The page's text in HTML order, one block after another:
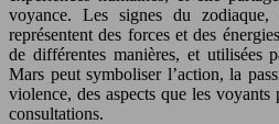
voyance. Les signes du
représentent des forces et des
de différentes manières, et utilisées
Mars peut symboliser l’action, la
violence, des aspects que les
consultations.